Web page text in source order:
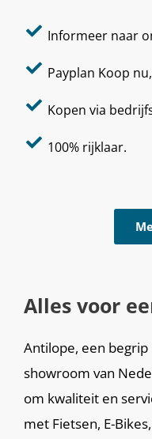
Informeer naar
Payplan Koop
Kopen via
100% rijklaar.
Alles voor
Antilope, een begrip
showroom van
om kwaliteit en
met Fietsen, E-